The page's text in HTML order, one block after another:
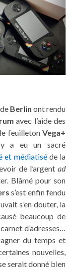
de Berlin ont rendu
avec l’aide des
le feuilleton Vega+
a eu un sacré
et médiatiséde la
de l’argent ad
Blâmé pour son
s’est enfin fendu
s’en douter, la
beaucoup de
d’adresses…
du temps et
nouvelles,
serait donné bien